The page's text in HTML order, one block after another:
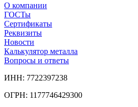
О компании
ГОСТы
Сертификаты
Реквизиты
Новости
Калькулятор металла
Вопросы и ответы
ИНН: 7722397238
ОГРН: 1177746429300